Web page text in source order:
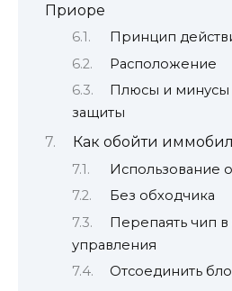
Приоре
Принцип
Расположение
Плюсы и минусы
защиты
Как обойти
Использование
Без обходчика
Перепаять чип в
управления
Отсоединить